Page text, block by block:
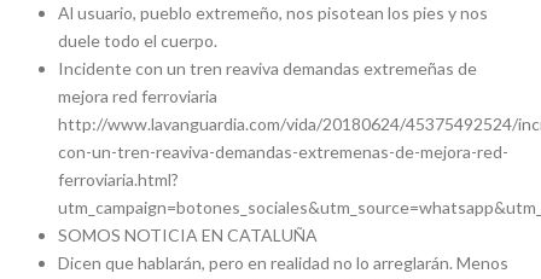
Al usuario, pueblo extremeño, nos pisotean los pies y nos
duele todo el cuerpo.
Incidente con un tren reaviva demandas extremeñas de
mejora red ferroviaria
http://www.lavanguardia.com/vida/20180624/45375492524/
con-un-tren-reaviva-demandas-extremenas-de-mejora-red-
ferroviaria.html?
SOMOS NOTICIA EN CATALUÑA
Dicen que hablarán, pero en realidad no lo arreglarán. Menos